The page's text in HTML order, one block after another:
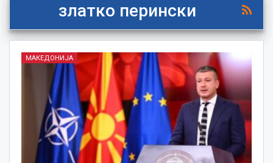
златко перински
МАКЕДОНИЈА